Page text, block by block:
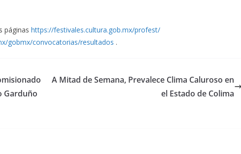
páginas https://festivales.cultura.gob.mx/profest/
gobmx/convocatorias/resultados .
Garduño
A Mitad de Semana, Prevalece Clima Caluroso en
el Estado de Colima